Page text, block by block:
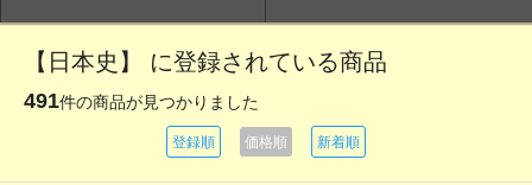
【日本史】 に登録されている商品
491件の商品が見つかりました
登録順 価格順 新着順